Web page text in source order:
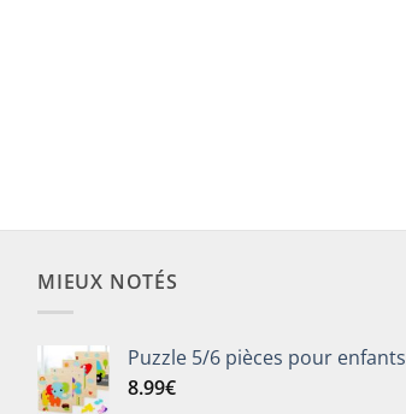
MIEUX NOTÉS
Puzzle 5/6 pièces pour enfants
8.99€